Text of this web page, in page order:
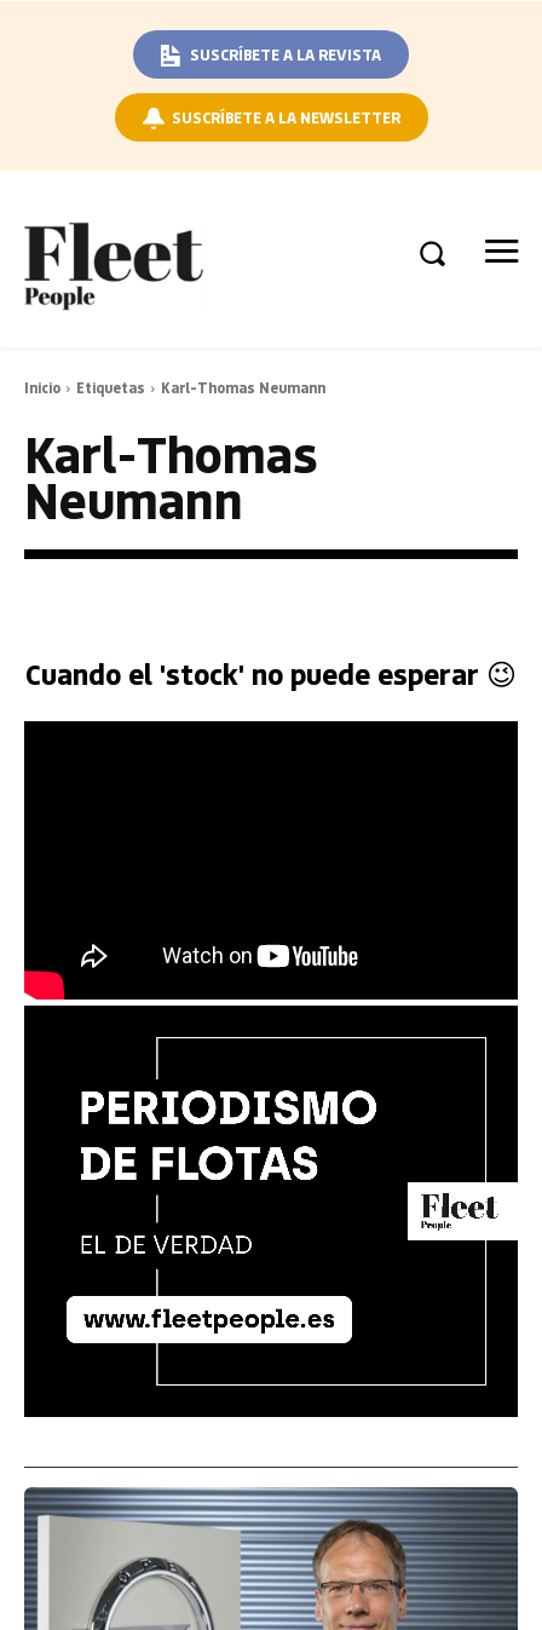
SUSCRÍBETE A LA REVISTA
SUSCRÍBETE A LA NEWSLETTER
Inicio Etiquetas Karl-Thomas Neumann
Karl-Thomas
Neumann
Cuando el 'stock' no puede esperar 😉